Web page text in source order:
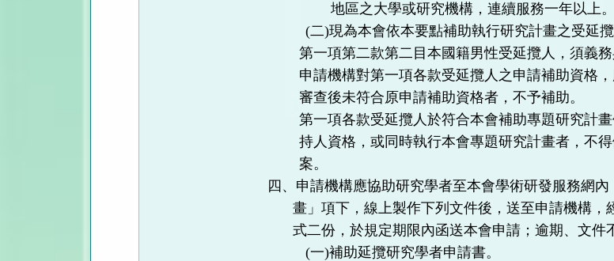
地區之大學或研究機構，連續服務一年以上。
(二)現為本會依本要點補助執行研究計畫之受延
第一項第二款第二目本國籍男性受延攬人，須義
申請機構對第一項各款受延攬人之申請補助資格
審查後未符合原申請補助資格者，不予補助。
第一項各款受延攬人於符合本會補助專題研究計
持人資格，或同時執行本會專題研究計畫者，不
案。
四、申請機構應協助研究學者至本會學術研發服務網
畫」項下，線上製作下列文件後，送至申請機構
式二份，於規定期限內函送本會申請；逾期、文件
(一)補助延攬研究學者申請書。